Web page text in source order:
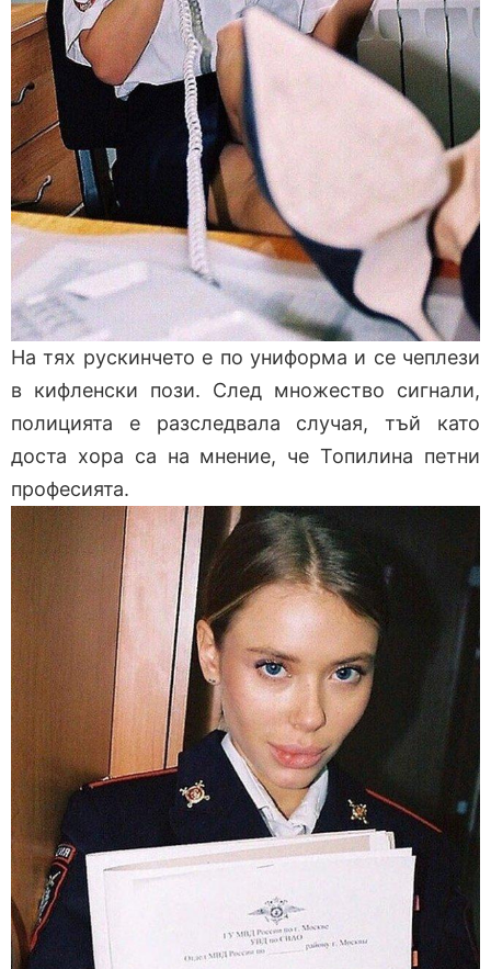
На тях рускинчето е по униформа и се чеплези
в кифленски пози. След множество сигнали,
полицията е разследвала случая, тъй като
доста хора са на мнение, че Топилина петни
професията.